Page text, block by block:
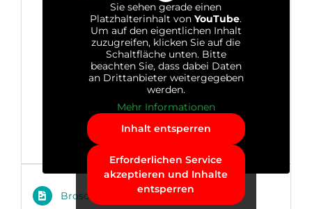
Sie sehen gerade einen
Platzhalterinhalt vonYouTube.
Um auf den eigentlichen Inhalt
zuzugreifen, klicken Sie auf die
Schaltfläche unten. Bitte
beachten Sie, dass dabei Daten
an Drittanbieter weitergegeben
werden.
Mehr Informationen
Inhalt entsperren
Erforderlichen Service
akzeptieren und Inhalte
entsperren
Broschüre ansehen